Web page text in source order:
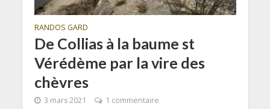
RANDOS GARD
De Collias à la baume st
Vérédème par la vire des
chèvres
3 mars 2021 1 commentaire